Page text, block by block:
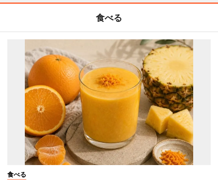
食べる
食べる